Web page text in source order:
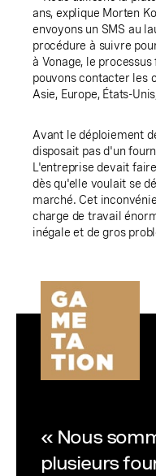
ans, explique Morten
envoyons un SMS au
procédure à suivre
à Vonage, le
pouvons contacter les
Asie, Europe, États-
Avant le déploiement
disposait pas d'un
L'entreprise devait
dès qu'elle voulait se
marché. Cet
charge de travail
inégale et de gros
« Nous
plusieurs